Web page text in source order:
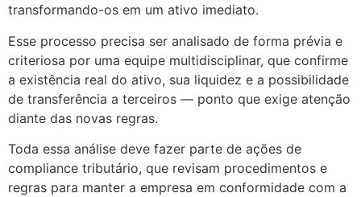
transformando-os em um ativo imediato.
Esse processo precisa ser analisado de forma prévia e
criteriosa por uma equipe multidisciplinar, que confirme
a existência real do ativo, sua liquidez e a possibilidade
de transferência a terceiros — ponto que exige atenção
diante das novas regras.
Toda essa análise deve fazer parte de ações de
compliance tributário, que revisam procedimentos e
regras para manter a empresa em conformidade com a